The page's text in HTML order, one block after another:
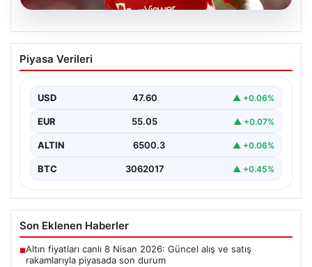
05.08.2026
Jadon Sancho’nun İlginç Antrenman
Kararı: Küçük Lig Takımıyla
Manchester United ile yollarını ayırmasının ardından
Sancho, kariyerine yeni…
Piyasa Verileri
USD 47.60 ▲ +0.06%
EUR 55.05 ▲ +0.07%
ALTIN 6500.3 ▲ +0.06%
BTC 3062017 ▲ +0.45%
Son Eklenen Haberler
■Altın fiyatları canlı 8 Nisan 2026: Güncel alış ve satış
rakamlarıyla piyasada son durum